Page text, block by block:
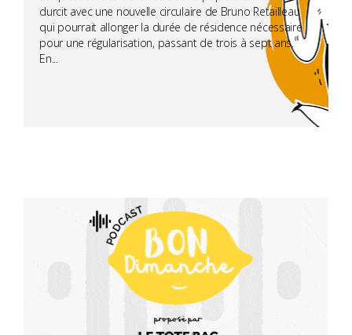
durcit avec une nouvelle circulaire de Bruno Retailleau
qui pourrait allonger la durée de résidence nécessaire
pour une régularisation, passant de trois à sept ans.
En...